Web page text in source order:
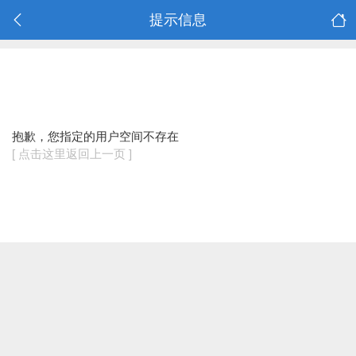
提示信息
抱歉，您指定的用户空间不存在
[ 点击这里返回上一页 ]